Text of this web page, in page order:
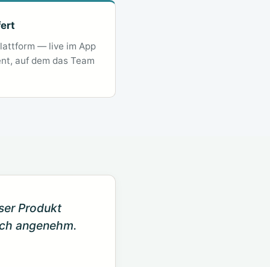
— live im App
auf dem das Team
Produkt
angenehm.